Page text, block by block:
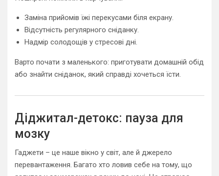
Заміна прийомів їжі перекусами біля екрану.
Відсутність регулярного сніданку.
Надмір солодощів у стресові дні.
Варто почати з маленького: приготувати домашній обід
або знайти сніданок, який справді хочеться їсти.
Діджитал-детокс: пауза для
мозку
Гаджети – це наше вікно у світ, але й джерело
перевантаження. Багато хто ловив себе на тому, що